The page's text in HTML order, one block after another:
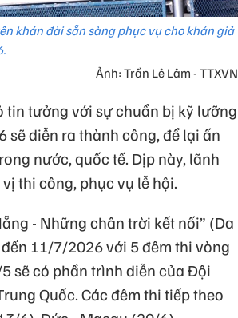
khán đài sẵn sàng phục vụ cho khán giả
Ảnh: Trần Lê Lâm - TTXVN
tin tưởng với sự chuẩn bị kỹ lưỡng
sẽ diễn ra thành công, để lại ấn
nước, quốc tế. Dịp này, lãnh
thi công, phục vụ lễ hội.
- Những chân trời kết nối” (Da
11/7/2026 với 5 đêm thi vòng
sẽ có phần trình diễn của Đội
Quốc. Các đêm thi tiếp theo